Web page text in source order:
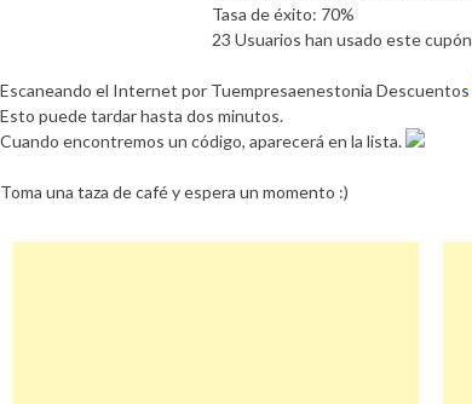
Tasa de éxito: 70%
23 Usuarios han usado este cupón
Escaneando el Internet por Tuempresaenestonia Descuentos
Esto puede tardar hasta dos minutos.
Cuando encontremos un código, aparecerá en la lista.
Toma una taza de café y espera un momento :)